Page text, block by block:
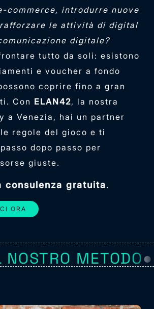
commerce, introdurre nuove
le attività di digital
digitale?
tutto da soli: esistono
e voucher a fondo
coprire fino a gran
Con ELAN42, la nostra
a Venezia, hai un partner
regole del gioco e ti
dopo passo per
giuste.
consulenza gratuita.
ORA
NOSTRO METODO●